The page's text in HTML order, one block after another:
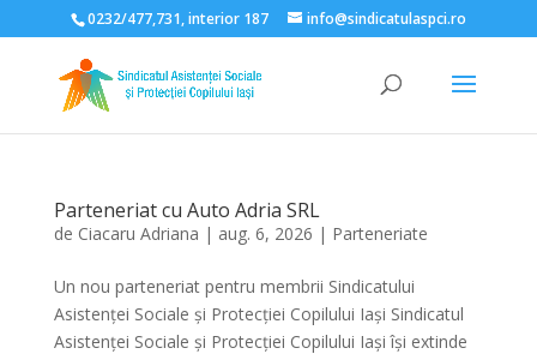
Deschide bara de unelte
0232/477,731, interior 187 info@sindicatulaspci.ro
Parteneriat cu Auto Adria SRL
de Ciacaru Adriana | aug. 6, 2026 | Parteneriate
Un nou parteneriat pentru membrii Sindicatului
Asistenței Sociale și Protecției Copilului Iași Sindicatul
Asistenței Sociale și Protecției Copilului Iași își extinde